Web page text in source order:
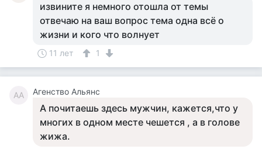
извините я немного отошла от темы
отвечаю на ваш вопрос тема одна всё о
жизни и кого что волнует
11 лет 1
АА Агенство Альянс
А почитаешь здесь мужчин, кажется,что у
многих в одном месте чешется , а в голове
жижа.